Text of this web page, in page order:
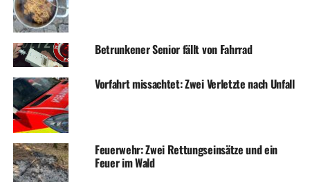
Betrunkener Senior fällt von Fahrrad
Vorfahrt missachtet: Zwei Verletzte nach Unfall
Feuerwehr: Zwei Rettungseinsätze und ein
Feuer im Wald